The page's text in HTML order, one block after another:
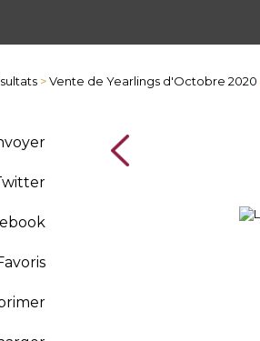
>Vente de Yearlings d'Octobre 2020